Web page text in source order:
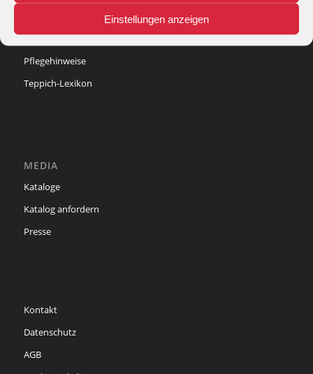
Einstellungen anzeigen
Pflegehinweise
Teppich-Lexikon
MEDIA
Kataloge
Katalog anfordern
Presse
Kontakt
Datenschutz
AGB